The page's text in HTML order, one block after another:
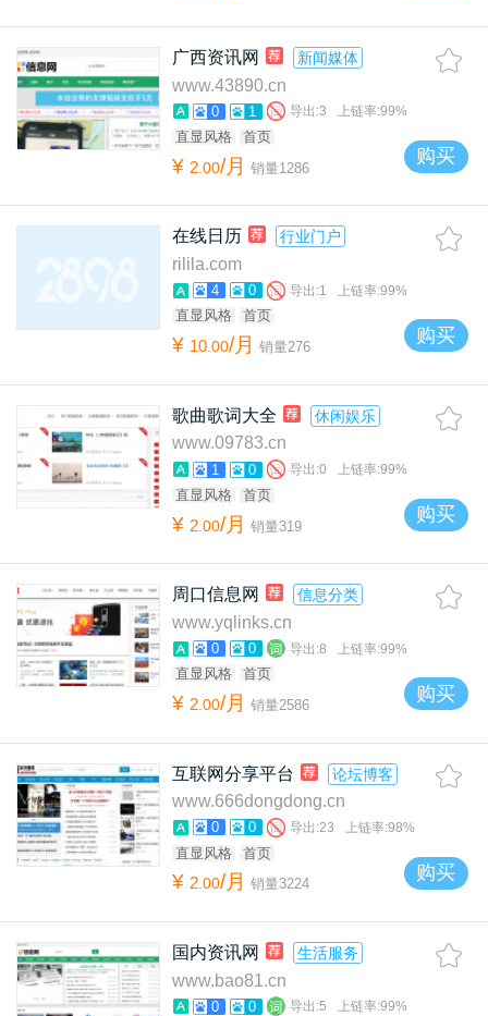
广西资讯网 新闻媒体
www.43890.cn
0 1 导出:3 上链率:99%
直显风格 首页
¥ 2 .00/月 销量1286
购买
在线日历 行业门户
rilila.com
4 0 导出:1 上链率:99%
直显风格 首页
¥ 10 .00/月 销量276
购买
歌曲歌词大全 休闲娱乐
www.09783.cn
1 0 导出:0 上链率:99%
直显风格 首页
¥ 2 .00/月 销量319
购买
周口信息网 信息分类
www.yqlinks.cn
0 0 导出:8 上链率:99%
直显风格 首页
¥ 2 .00/月 销量2586
购买
互联网分享平台 论坛博客
www.666dongdong.cn
0 0 导出:23 上链率:98%
直显风格 首页
¥ 2.00/月 销量3224
购买
国内资讯网 生活服务
www.bao81.cn
0 0 导出:5 上链率:99%